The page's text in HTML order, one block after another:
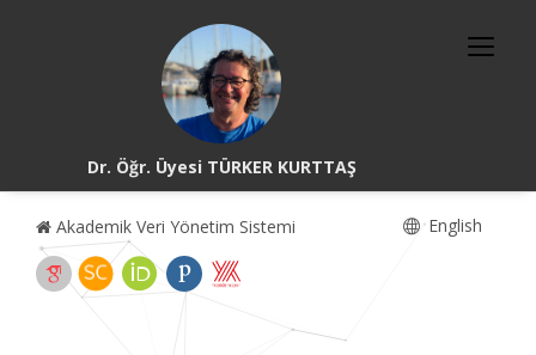
Dr. Öğr. Üyesi TÜRKER KURTTAŞ
Akademik Veri Yönetim Sistemi English